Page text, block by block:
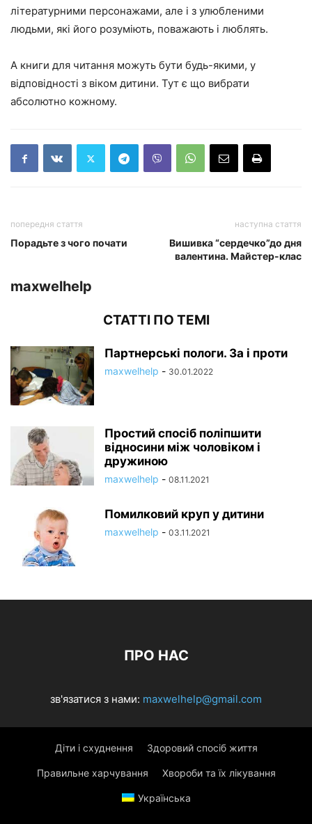
літературними персонажами, але і з улюбленими
людьми, які його розуміють, поважають і люблять.
А книги для читання можуть бути будь-якими, у
відповідності з віком дитини. Тут є що вибрати
абсолютно кожному.
попередня стаття
Порадьте з чого почати
наступна стаття
Вишивка “сердечко”до дня
валентина. Майстер-клас
maxwelhelp
СТАТТІ ПО ТЕМІ
Партнерські пологи. За і проти
maxwelhelp - 30.01.2022
Простий спосіб поліпшити
відносини між чоловіком і
дружиною
maxwelhelp - 08.11.2021
Помилковий круп у дитини
maxwelhelp - 03.11.2021
ПРО НАС
зв'язатися з нами: maxwelhelp@gmail.com
Діти і схуднення Здоровий спосіб життя
Правильне харчування Хвороби та їх лікування
Українська